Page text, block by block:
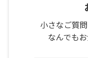
小さなご質
なんでも